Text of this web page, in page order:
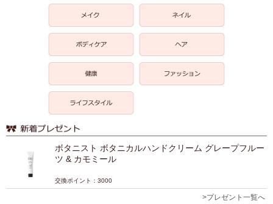
ボタニスト ボタニカルハンドクリーム グレープフルー
ツ & カモミール
交換ポイント：3000
>プレゼント一覧へ